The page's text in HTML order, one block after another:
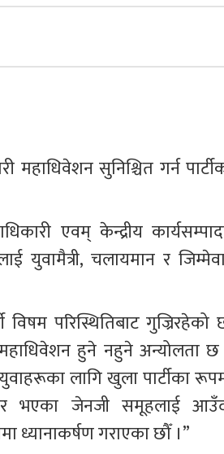
महाधिवेशन सुनिश्चित गर्न
एवम् केन्द्रीय
युवामैत्री, चलायमान र
विषम परिस्थितिबाट
हुने नहुने अन्योलता
लागि खुला पार्टीका
भएका जेनजी समूहलाई
ध्यानाकर्षण गराएका छौँ ।”